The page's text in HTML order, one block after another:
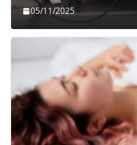
05/11/2025